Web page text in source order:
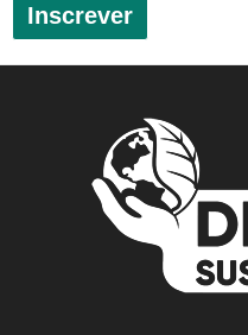
Inscrever